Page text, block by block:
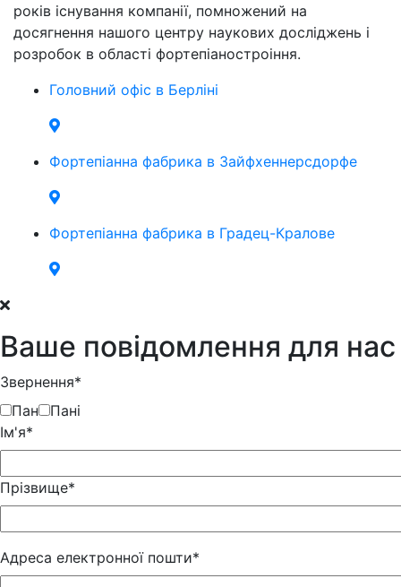
років існування компанії, помножений на
досягнення нашого центру наукових досліджень і
розробок в області фортепіаностроіння.
Головний офіс в Берліні
Фортепіанна фабрика в Зайфхеннерсдорфе
Фортепіанна фабрика в Градец-Кралове
Ваше повідомлення для нас
Звернення*
Пан
Пані
Iм'я*
Прізвище*
Адреса електронної пошти*